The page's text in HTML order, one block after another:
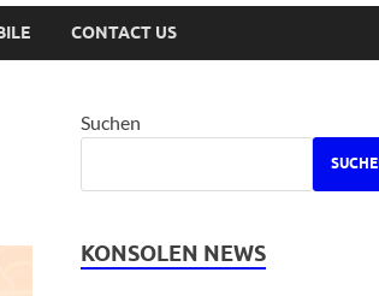
CONTACT US
Suchen
KONSOLEN NEWS